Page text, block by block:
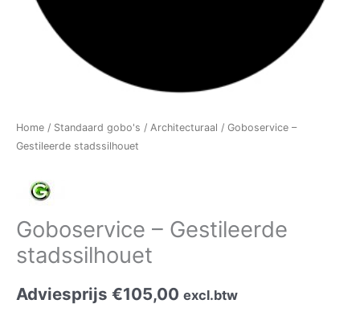
Home / Standaard gobo's / Architecturaal / Goboservice –
Gestileerde stadssilhouet
Goboservice – Gestileerde
stadssilhouet
Adviesprijs €105,00 excl.btw